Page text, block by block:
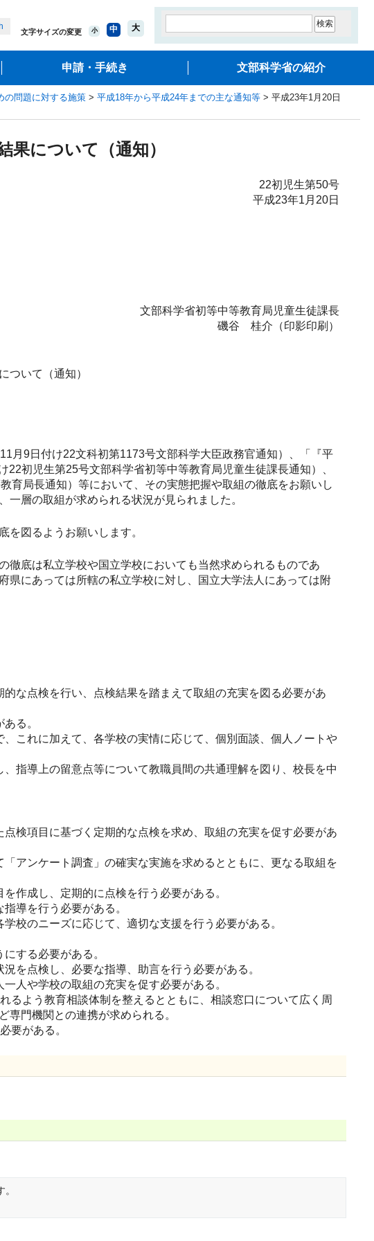
文字サイズの変更 小 中 大
申請・手続き 文部科学省の紹介
の問題に対する施策 > 平成18年から平成24年までの主な通知等 > 平成23年1月20日
について（通知）
22初児生第50号
平成23年1月20日
文部科学省初等中等教育局児童生徒課長
磯谷 桂介（印影印刷）
ついて（通知）
月9日付け22文科初第1173号文部科学大臣政務官通知）、「『平
初児生第25号文部科学省初等中等教育局児童生徒課長通知）、
育局長通知）等において、その実態把握や取組の徹底をお願いし
層の取組が求められる状況が見られました。
図るようお願いします。
底は私立学校や国立学校においても当然求められるものであ
県にあっては所轄の私立学校に対し、国立大学法人にあっては附
な点検を行い、点検結果を踏まえて取組の充実を図る必要があ
る。
これに加えて、各学校の実情に応じて、個別面談、個人ノートや
指導上の留意点等について教職員間の共通理解を図り、校長を中
検項目に基づく定期的な点検を求め、取組の充実を促す必要があ
アンケート調査」の確実な実施を求めるとともに、更なる取組を
作成し、定期的に点検を行う必要がある。
導を行う必要がある。
校のニーズに応じて、適切な支援を行う必要がある。
する必要がある。
を点検し、必要な指導、助言を行う必要がある。
人や学校の取組の充実を促す必要がある。
よう教育相談体制を整えるとともに、相談窓口について広く周
門機関との連携が求められる。
要がある。